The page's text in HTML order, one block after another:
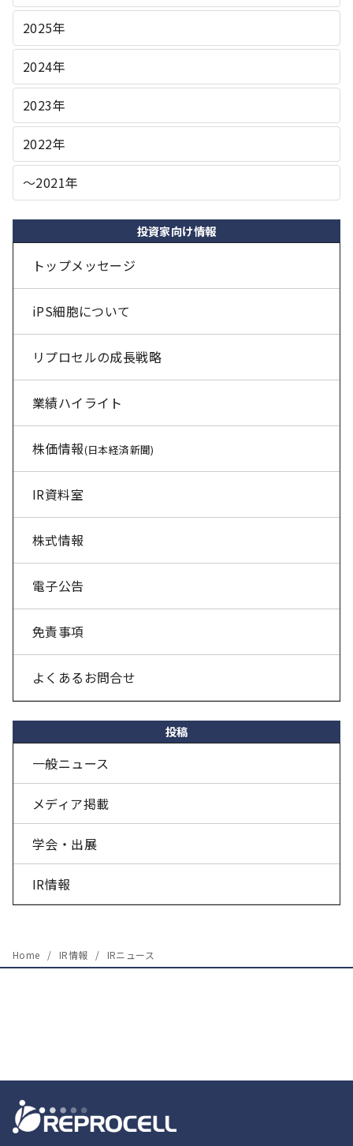
2025年
2024年
2023年
2022年
〜2021年
投資家向け情報
トップメッセージ
iPS細胞について
リプロセルの成長戦略
業績ハイライト
株価情報(日本経済新聞)
IR資料室
株式情報
電子公告
免責事項
よくあるお問合せ
投稿
一般ニュース
メディア掲載
学会・出展
IR情報
Home IR情報 IRニュース